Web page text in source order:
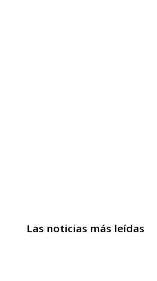
Las noticias más leídas